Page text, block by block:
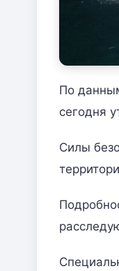
По
сегодня
Силы